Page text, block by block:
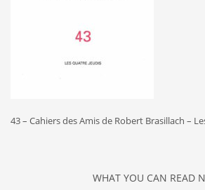
43 – Cahiers des Amis de Robert Brasillach –
WHAT YOU CAN READ